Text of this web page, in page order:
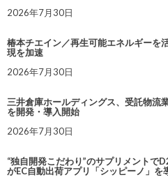
2026年7月30日
椿本チエイン／再生可能エネルギーを
現を加速
2026年7月30日
三井倉庫ホールディングス、受託物流
を開発・導入開始
2026年7月30日
“独自開発こだわり”のサプリメントで
がEC自動出荷アプリ「シッピーノ」を